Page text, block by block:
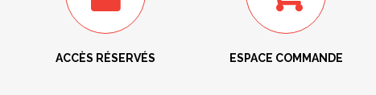
ACCÈS RÉSERVÉS ESPACE COMMANDE